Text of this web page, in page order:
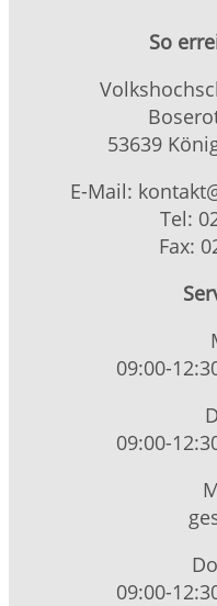
So
53639
E-Mail:
Tel:
Fax:
09:00-
09:00-
09:00-